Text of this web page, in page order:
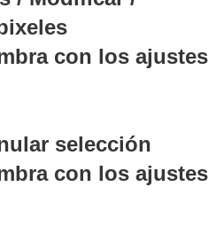
con los ajustes
selección
con los ajustes